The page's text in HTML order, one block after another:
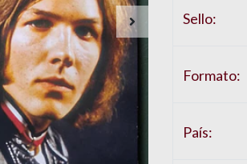
Sello:
Formato:
País: